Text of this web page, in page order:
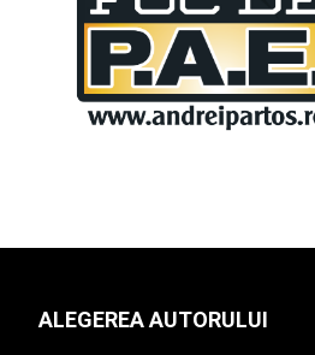
ALEGEREA AUTORULUI